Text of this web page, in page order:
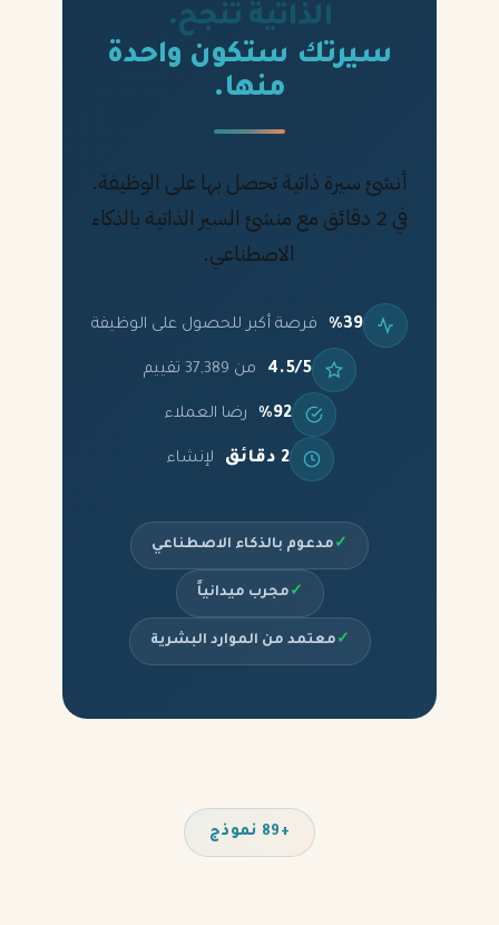
الذاتية تنجح.
سيرتك ستكون واحدة
منها.
أنشئ سيرة ذاتية تحصل بها على الوظيفة.
في 2 دقائق مع منشئ السير الذاتية بالذكاء
الاصطناعي.
%39 فرصة أكبر للحصول على الوظيفة
4.5/5 من 37,389 تقييم
%92 رضا العملاء
2 دقائق لإنشاء
✓ مدعوم بالذكاء الاصطناعي
✓ مجرب ميدانياً
✓ معتمد من الموارد البشرية
+89 نموذج